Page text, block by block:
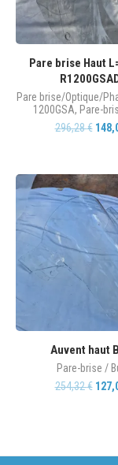
Pare brise Haut
Pare brise/Optique/
1200GSA, Pare-
296,28€
Auvent haut
Pare-brise /
254,32€